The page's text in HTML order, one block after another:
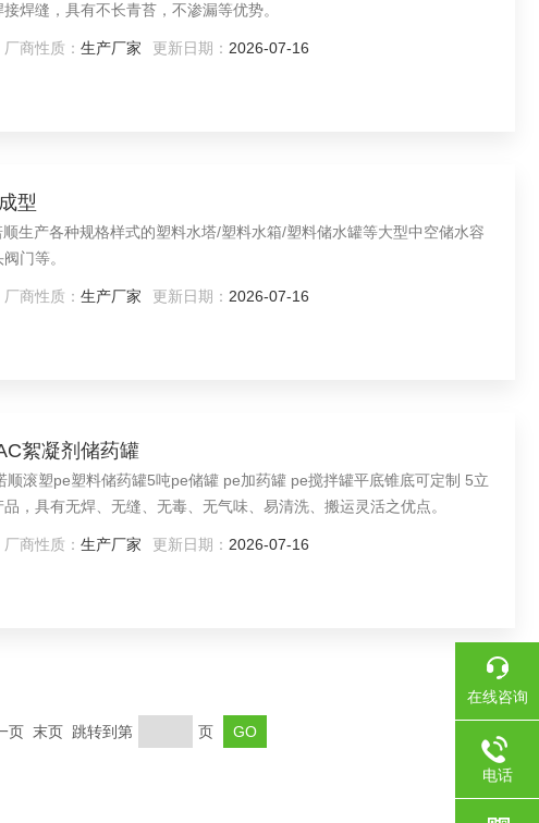
焊缝，具有不长青苔，不渗漏等优势。
厂商性质： 生产厂家 更新日期： 2026-07-16
型
生产各种规格样式的塑料水塔/塑料水箱/塑料储水罐等大型中空储水容
门等。
厂商性质： 生产厂家 更新日期： 2026-07-16
絮凝剂储药罐
滚塑pe塑料储药罐5吨pe储罐 pe加药罐 pe搅拌罐平底锥底可定制 5立
，具有无焊、无缝、无毒、无气味、易清洗、搬运灵活之优点。
厂商性质： 生产厂家 更新日期： 2026-07-16
页 末页 跳转到第 页
在线咨询
电话